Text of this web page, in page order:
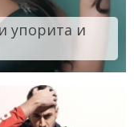
упорита и